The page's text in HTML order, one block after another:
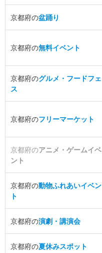
京都府の盆踊り
京都府の無料イベント
京都府のグルメ・フードフェ
ス
京都府のフリーマーケット
京都府のアニメ・ゲームイベ
ント
京都府の動物ふれあいイベン
ト
京都府の演劇・講演会
京都府の夏休みスポット